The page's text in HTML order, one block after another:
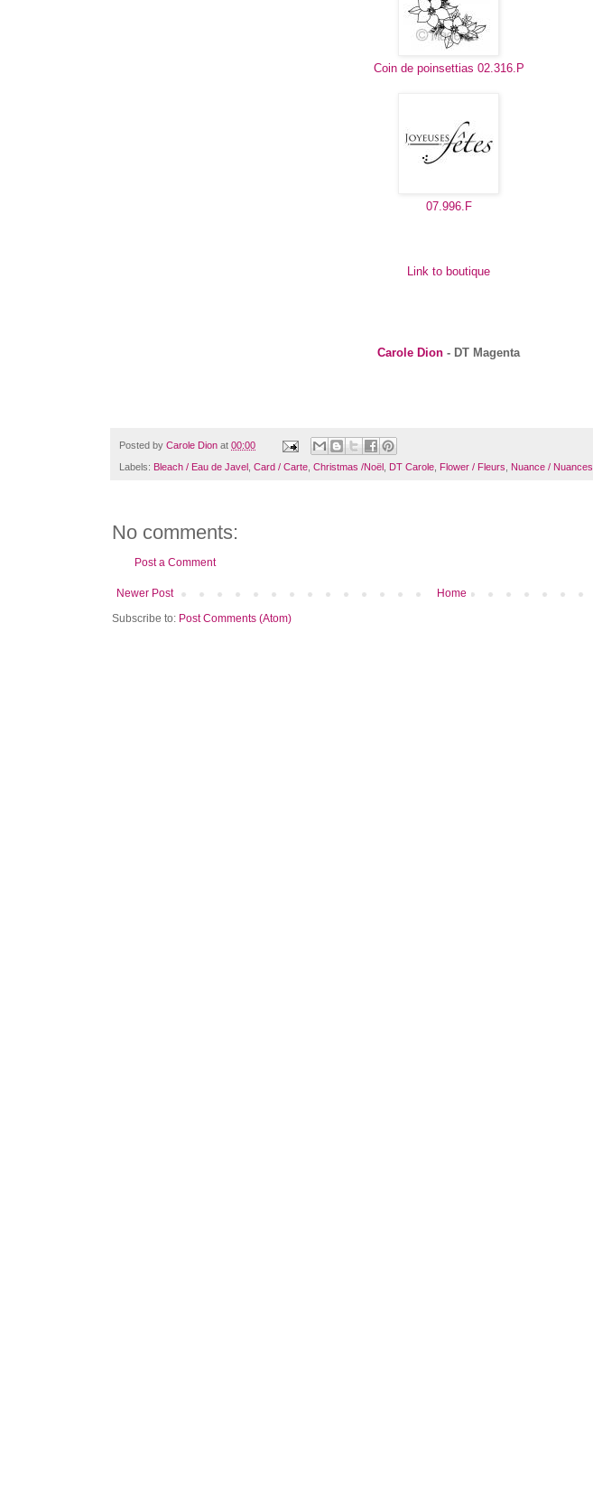
Coin de poinsettias 02.316.P
07.996.F
Link to boutique
Carole Dion - DT Magenta
Posted by Carole Dion at 00:00
Labels: Bleach / Eau de Javel , Card / Carte, Christmas /Noël , DT Carole, Flower / Fleurs, Nuance / Nuances
No comments:
Post a Comment
Newer Post
Home
Subscribe to: Post Comments (Atom)